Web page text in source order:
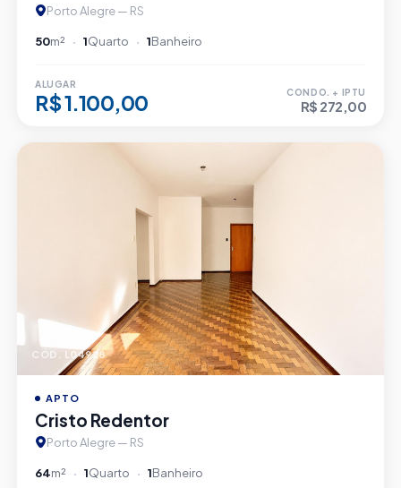
Porto Alegre — RS
50m² 1Quarto 1Banheiro
ALUGAR
R$ 1.100,00 CONDO. + IPTU
R$ 272,00
CÓD. L04928
APTO
Cristo Redentor
Porto Alegre — RS
64m² 1Quarto 1Banheiro